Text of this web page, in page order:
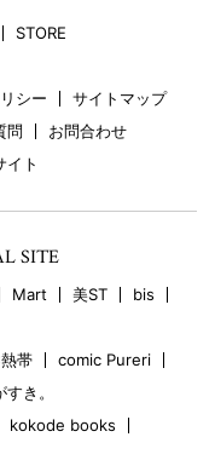
STORE
シー
サイトマップ
問
お問合わせ
イト
SITE
Mart 美ST
bis
帯
comic Pureri
き。
kokode books